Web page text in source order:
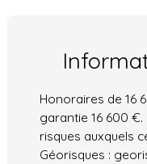
Honoraires de 16
garantie 16 600 €.
risques auxquels
Géorisques :